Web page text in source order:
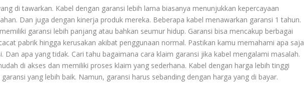
di tawarkan. Kabel dengan garansi lebih lama biasanya menunjukkan kepercayaan
Dan juga dengan kinerja produk mereka. Beberapa kabel menawarkan garansi 1 tahun.
garansi lebih panjang atau bahkan seumur hidup. Garansi bisa mencakup berbagai
pabrik hingga kerusakan akibat penggunaan normal. Pastikan kamu memahami apa saja
Dan apa yang tidak. Cari tahu bagaimana cara klaim garansi jika kabel mengalami masalah.
di akses dan memiliki proses klaim yang sederhana. Kabel dengan harga lebih tinggi
yang lebih baik. Namun, garansi harus sebanding dengan harga yang di bayar.